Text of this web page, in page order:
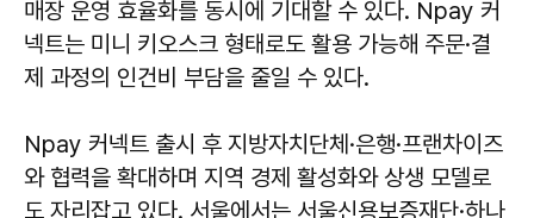
매장 운영 효율화를 동시에 기대할 수 있다. Npay 커
넥트는 미니 키오스크 형태로도 활용 가능해 주문·결
제 과정의 인건비 부담을 줄일 수 있다.
Npay 커넥트 출시 후 지방자치단체·은행·프랜차이즈
와 협력을 확대하며 지역 경제 활성화와 상생 모델로
도 자리잡고 있다. 서울에서는 서울신용보증재단·하나